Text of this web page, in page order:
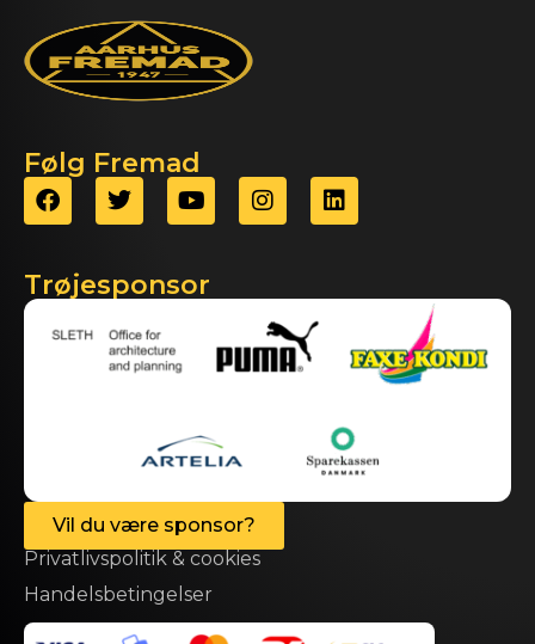
Følg Fremad
Trøjesponsor
Vil du være sponsor?
Privatlivspolitik & cookies
Handelsbetingelser